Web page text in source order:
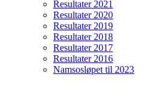
Resultater 2021
Resultater 2020
Resultater 2019
Resultater 2018
Resultater 2017
Resultater 2016
Namsosløpet til 2023